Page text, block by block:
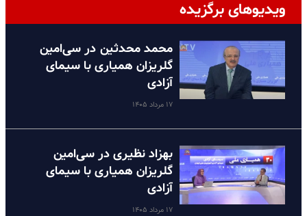
ویدیوهای برگزیده
محمد محدثین در سی‌امین
گلریزان همیاری با سیمای
آزادی
۱۷ مرداد ۱۴۰۵
بهزاد نظیری در سی‌امین
گلریزان همیاری با سیمای
آزادی
۱۷ مرداد ۱۴۰۵